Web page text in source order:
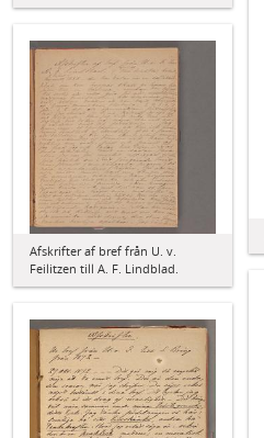
Afskrifter af bref från U. v.
Feilitzen till A. F. Lindblad.